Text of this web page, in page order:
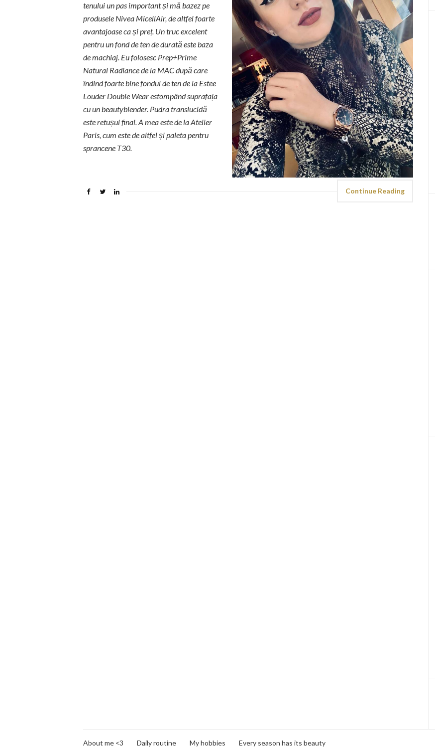
tenului un pas important și mă bazez pe
produsele Nivea MicellAir, de altfel foarte
avantajoase ca și preț. Un truc excelent
pentru un fond de ten de durată este baza
de machiaj. Eu folosesc Prep+Prime
Natural Radiance de la MAC după care
îndind foarte bine fondul de ten de la Estee
Louder Double Wear estompând suprafața
cu un beautyblender. Pudra translucidă
este retușul final. A mea este de la Atelier
Paris, cum este de altfel și paleta pentru
sprancene T30.
Continue Reading
About me <3 Daily routine My hobbies Every season has its beauty